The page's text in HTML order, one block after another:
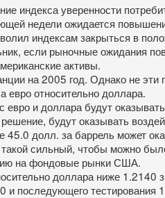
уверенности
недели ожидается
индексам закрыться в
если рыночные ожидания
активы.
на 2005 год. Однако не эти
евро относительно доллара.
евро и доллара будут
будут оказывать
долл. за баррель может
сильный, чтобы можно
на фондовые рынки США.
доллара ниже 1.2140
последующего